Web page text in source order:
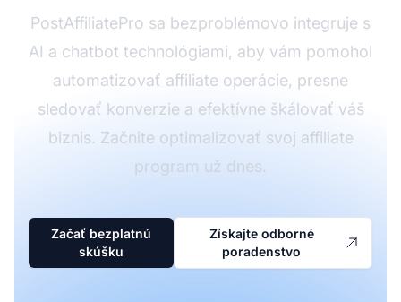
PostAffiliatePro sa bezproblémovo integruje s
AI a chatbot technológiami, aby vám pomohol
automatizovať affiliate operácie, presne
sledovať konverzie a efektívne škálovať váš
biznis. Začnite optimalizovať svoj affiliate
program už dnes.
Začať bezplatnú
skúšku
Získajte odborné
poradenstvo